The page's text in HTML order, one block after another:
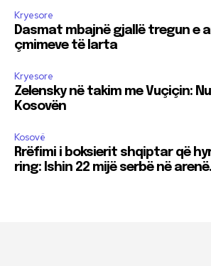
Kryesore
Dasmat mbajnë gjallë tregun e
çmimeve të larta
Kryesore
Zelensky në takim me Vuçiçin:
Kosovën
Kosovë
Rrëfimi i boksierit shqiptar që
ring: Ishin 22 mijë serbë në